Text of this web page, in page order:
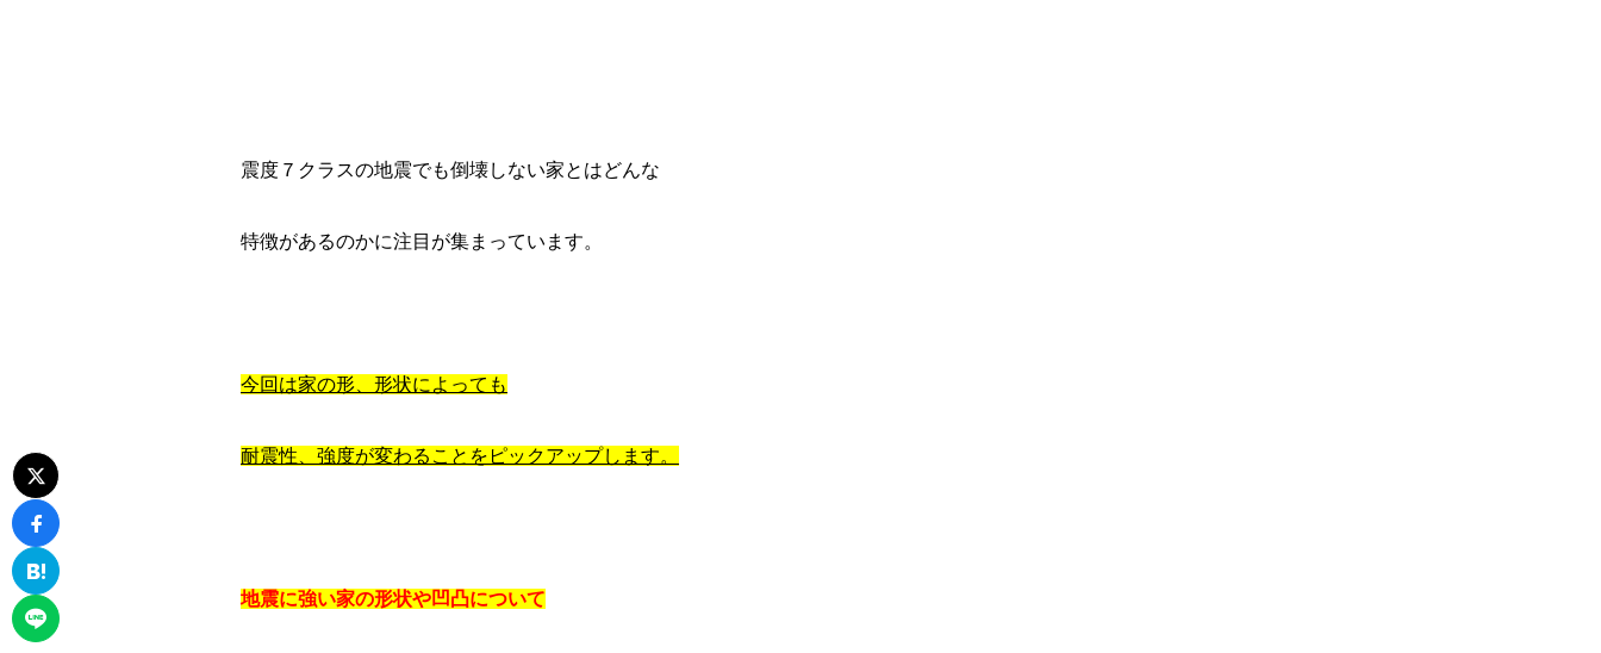
震度７クラスの地震でも倒壊しない家とはどんな
特徴があるのかに注目が集まっています。
今回は家の形、形状によっても
耐震性、強度が変わることをピックアップします。
地震に強い家の形状や凹凸について